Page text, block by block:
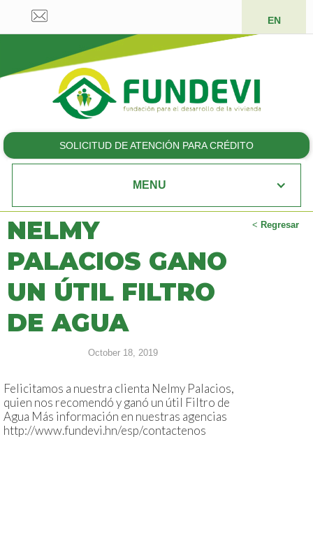
EN
SOLICITUD DE ATENCIÓN PARA CRÉDITO
MENU
< Regresar
NELMY
PALACIOS GANO
UN ÚTIL FILTRO
DE AGUA
October 18, 2019
Felicitamos a nuestra clienta Nelmy Palacios,
quien nos recomendó y ganó un útil Filtro de
Agua Más información en nuestras agencias
http://www.fundevi.hn/esp/contactenos